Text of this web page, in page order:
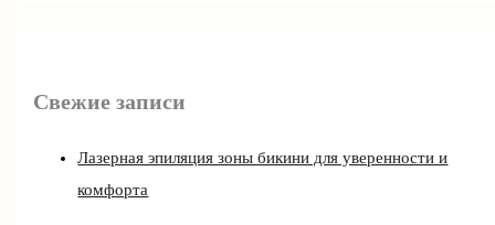
Свежие записи
Лазерная эпиляция зоны бикини для уверенности и
комфорта